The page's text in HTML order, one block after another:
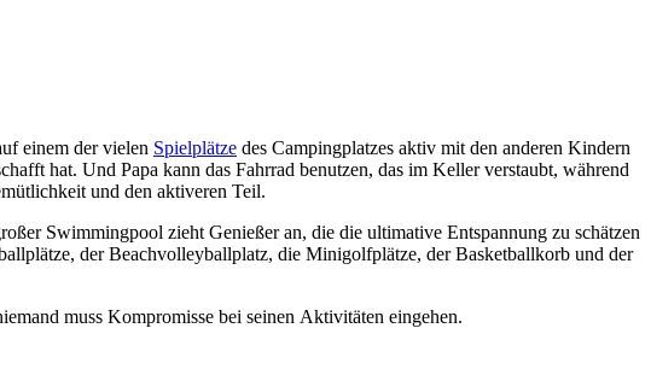
einem der vielen Spielplätze des Campingplatzes aktiv mit den anderen Kindern
hat. Und Papa kann das Fahrrad benutzen, das im Keller verstaubt, während
und den aktiveren Teil.
Swimmingpool zieht Genießer an, die die ultimative Entspannung zu schätzen
der Beachvolleyballplatz, die Minigolfplätze, der Basketballkorb und der
muss Kompromisse bei seinen Aktivitäten eingehen.